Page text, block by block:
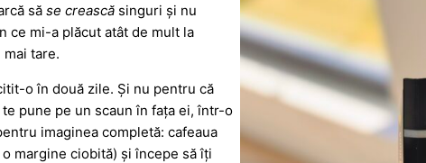
săse crească singuri și nu
ce mi-a plăcut atât de mult la
tare.
o în două zile. Și nu pentru că
pune pe un scaun în fața ei, într-o
imaginea completă: cafeaua
margine ciobită) și începe să îți